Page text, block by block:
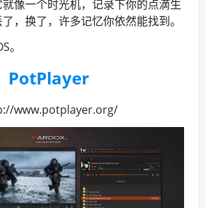
像一个时光机，记录下你的点滴生
，换了，许多记忆你依然能找到。
。
PotPlayer
www.potplayer.org/